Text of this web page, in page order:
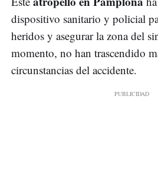
dispositivo sanitario y policial
heridos y asegurar la zona del
momento, no han trascendido
circunstancias del accidente.